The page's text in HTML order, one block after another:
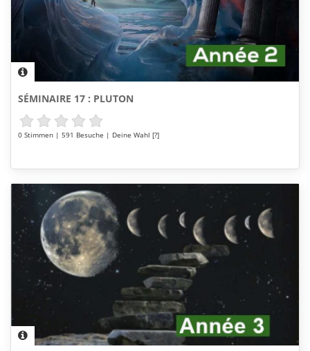
SÉMINAIRE 17 : PLUTON
0 Stimmen | 591 Besuche | Deine Wahl [?]